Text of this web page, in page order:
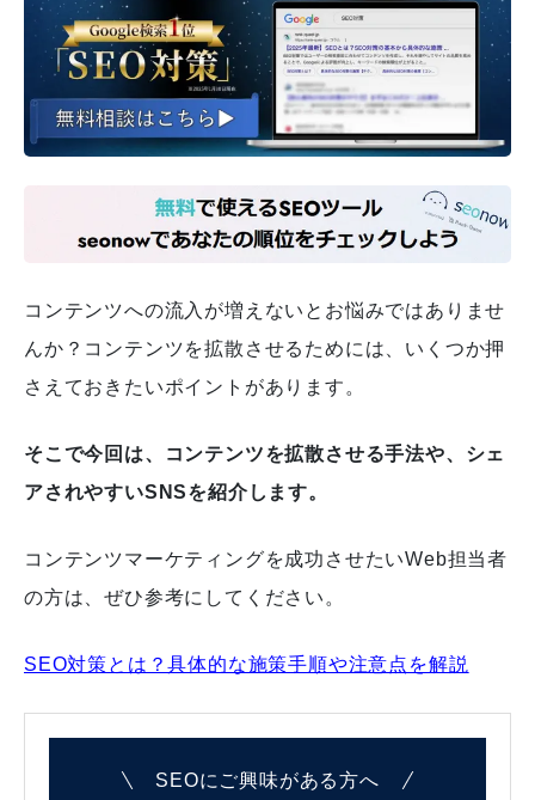
コンテンツへの流入が増えないとお悩みではありませ
んか？ コンテンツを拡散させるためには、いくつか押
さえておきたいポイントがあります。
そこで今回は、コンテンツを拡散させる手法や、シェ
アされやすいSNSを紹介します。
コンテンツマーケティングを成功させたいWeb担当者
の方は、ぜひ参考にしてください。
SEO対策とは？具体的な施策手順や注意点を解説
SEOにご興味がある方へ